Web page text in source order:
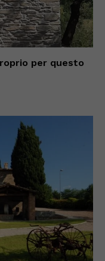
per questo